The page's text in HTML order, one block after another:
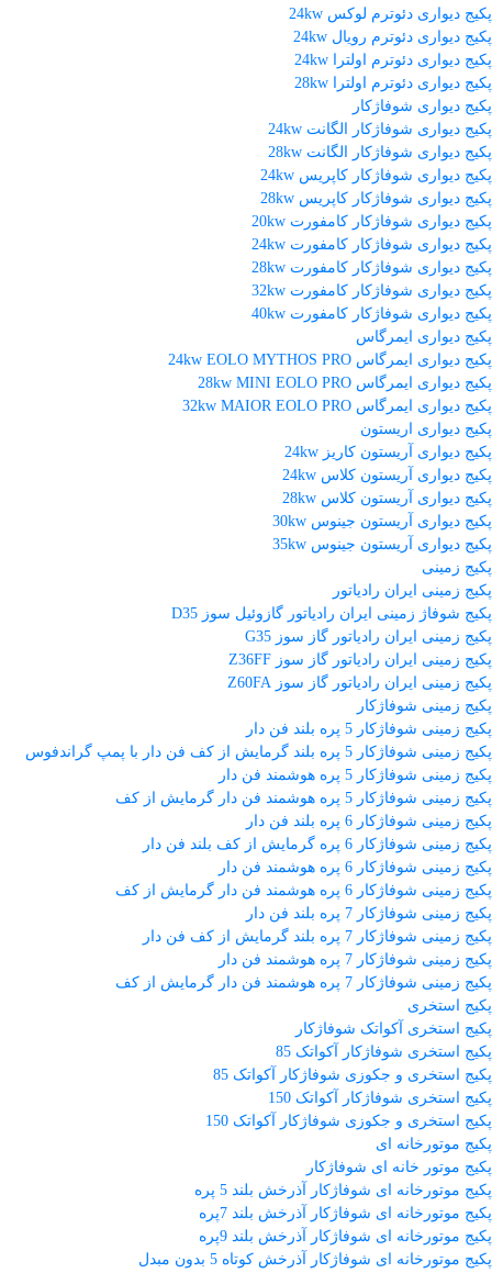
پکیج دیواری دئوترم لوکس 24kw
پکیج دیواری دئوترم رویال 24kw
پکیج دیواری دئوترم اولترا 24kw
پکیج دیواری دئوترم اولترا 28kw
پکیج دیواری شوفاژکار
پکیج دیواری شوفاژکار الگانت 24kw
پکیج دیواری شوفاژکار الگانت 28kw
پکیج دیواری شوفاژکار کاپریس 24kw
پکیج دیواری شوفاژکار کاپریس 28kw
پکیج دیواری شوفاژکار کامفورت 20kw
پکیج دیواری شوفاژکار کامفورت 24kw
پکیج دیواری شوفاژکار کامفورت 28kw
پکیج دیواری شوفاژکار کامفورت 32kw
پکیج دیواری شوفاژکار کامفورت 40kw
پکیج دیواری ایمرگاس
پکیج دیواری ایمرگاس 24kw EOLO MYTHOS PRO
پکیج دیواری ایمرگاس 28kw MINI EOLO PRO
پکیج دیواری ایمرگاس 32kw MAIOR EOLO PRO
پکیج دیواری اریستون
پکیج دیواری آریستون کاریز 24kw
پکیج دیواری آریستون کلاس 24kw
پکیج دیواری آریستون کلاس 28kw
پکیج دیواری آریستون جینوس 30kw
پکیج دیواری آریستون جینوس 35kw
پکیج زمینی
پکیج زمینی ایران رادیاتور
پکیج شوفاژ زمینی ایران رادیاتور گازوئیل سوز D35
پکیج زمینی ایران رادیاتور گاز سوز G35
پکیج زمینی ایران رادیاتور گاز سوز Z36FF
پکیج زمینی ایران رادیاتور گاز سوز Z60FA
پکیج زمینی شوفاژکار
پکیج زمینی شوفاژکار 5 پره بلند فن دار
پکیج زمینی شوفاژکار 5 پره بلند گرمایش از کف فن دار با پمپ گراندفوس
پکیج زمینی شوفاژکار 5 پره هوشمند فن دار
پکیج زمینی شوفاژکار 5 پره هوشمند فن دار گرمایش از کف
پکیج زمینی شوفاژکار 6 پره بلند فن دار
پکیج زمینی شوفاژکار 6 پره گرمایش از کف بلند فن دار
پکیج زمینی شوفاژکار 6 پره هوشمند فن دار
پکیج زمینی شوفاژکار 6 پره هوشمند فن دار گرمایش از کف
پکیج زمینی شوفاژکار 7 پره بلند فن دار
پکیج زمینی شوفاژکار 7 پره بلند گرمایش از کف فن دار
پکیج زمینی شوفاژکار 7 پره هوشمند فن دار
پکیج زمینی شوفاژکار 7 پره هوشمند فن دار گرمایش از کف
پکیج استخری
پکیج استخری آکواتک شوفاژکار
پکیج استخری شوفاژکار آکواتک 85
پکیج استخری و جکوزی شوفاژکار آکواتک 85
پکیج استخری شوفاژکار آکواتک 150
پکیج استخری و جکوزی شوفاژکار آکواتک 150
پکیج موتورخانه ای
پکیج موتور خانه ای شوفاژکار
پکیج موتورخانه ای شوفاژکار آذرخش بلند 5 پره
پکیج موتورخانه ای شوفاژکار آذرخش بلند 7پره
پکیج موتورخانه ای شوفاژکار آذرخش بلند 9پره
پکیج موتورخانه ای شوفاژکار آذرخش کوتاه 5 بدون مبدل